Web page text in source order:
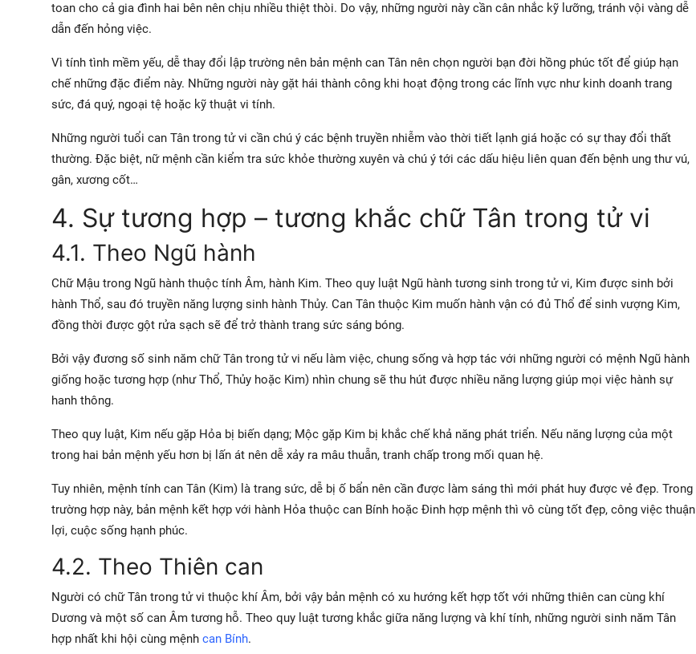
toan cho cả gia đình hai bên nên chịu nhiều thiệt thòi. Do vậy, những người này cần cân nhắc kỹ lưỡng, tránh vội vàng dễ
dẫn đến hỏng việc.
Vì tính tình mềm yếu, dễ thay đổi lập trường nên bản mệnh can Tân nên chọn người bạn đời hồng phúc tốt để giúp hạn
chế những đặc điểm này. Những người này gặt hái thành công khi hoạt động trong các lĩnh vực như kinh doanh trang
sức, đá quý, ngoại tệ hoặc kỹ thuật vi tính.
Những người tuổi can Tân trong tử vi cần chú ý các bệnh truyền nhiễm vào thời tiết lạnh giá hoặc có sự thay đổi thất
thường. Đặc biệt, nữ mệnh cần kiểm tra sức khỏe thường xuyên và chú ý tới các dấu hiệu liên quan đến bệnh ung thư vú,
gân, xương cốt…
4. Sự tương hợp – tương khắc chữ Tân trong tử vi
4.1. Theo Ngũ hành
Chữ Mậu trong Ngũ hành thuộc tính Âm, hành Kim. Theo quy luật Ngũ hành tương sinh trong tử vi, Kim được sinh bởi
hành Thổ, sau đó truyền năng lượng sinh hành Thủy. Can Tân thuộc Kim muốn hành vận có đủ Thổ để sinh vượng Kim,
đồng thời được gột rửa sạch sẽ để trở thành trang sức sáng bóng.
Bởi vậy đương số sinh năm chữ Tân trong tử vi nếu làm việc, chung sống và hợp tác với những người có mệnh Ngũ hành
giống hoặc tương hợp (như Thổ, Thủy hoặc Kim) nhìn chung sẽ thu hút được nhiều năng lượng giúp mọi việc hành sự
hanh thông.
Theo quy luật, Kim nếu gặp Hỏa bị biến dạng; Mộc gặp Kim bị khắc chế khả năng phát triển. Nếu năng lượng của một
trong hai bản mệnh yếu hơn bị lấn át nên dễ xảy ra mâu thuẫn, tranh chấp trong mối quan hệ.
Tuy nhiên, mệnh tính can Tân (Kim) là trang sức, dễ bị ố bẩn nên cần được làm sáng thì mới phát huy được vẻ đẹp. Trong
trường hợp này, bản mệnh kết hợp với hành Hỏa thuộc can Bính hoặc Đinh hợp mệnh thì vô cùng tốt đẹp, công việc thuận
lợi, cuộc sống hạnh phúc.
4.2. Theo Thiên can
Người có chữ Tân trong tử vi thuộc khí Âm, bởi vậy bản mệnh có xu hướng kết hợp tốt với những thiên can cùng khí
Dương và một số can Âm tương hỗ. Theo quy luật tương khắc giữa năng lượng và khí tính, những người sinh năm Tân
hợp nhất khi hội cùng mệnh can Bính.